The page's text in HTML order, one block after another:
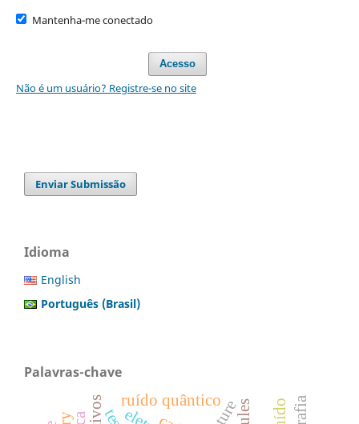
Mantenha-me conectado
Acesso
Não é um usuário? Registre-se no site
Enviar Submissão
Idioma
English
Português (Brasil)
Palavras-chave
ruído quântico